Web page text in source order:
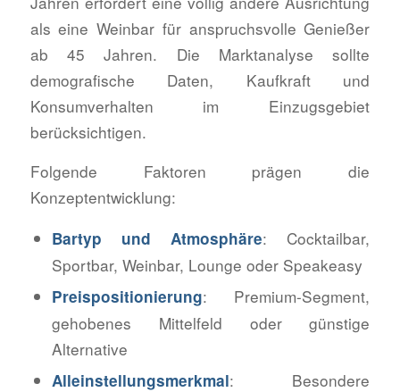
als eine Weinbar für anspruchsvolle Genießer
ab 45 Jahren. Die Marktanalyse sollte
demografische Daten, Kaufkraft und
Konsumverhalten im Einzugsgebiet
berücksichtigen.
Folgende Faktoren prägen die
Konzeptentwicklung:
Bartyp und Atmosphäre: Cocktailbar,
Sportbar, Weinbar, Lounge oder Speakeasy
Preispositionierung: Premium-Segment,
gehobenes Mittelfeld oder günstige
Alternative
Alleinstellungsmerkmal: Besondere